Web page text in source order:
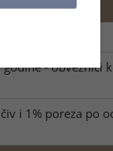
- obveznici
i 1% poreza po